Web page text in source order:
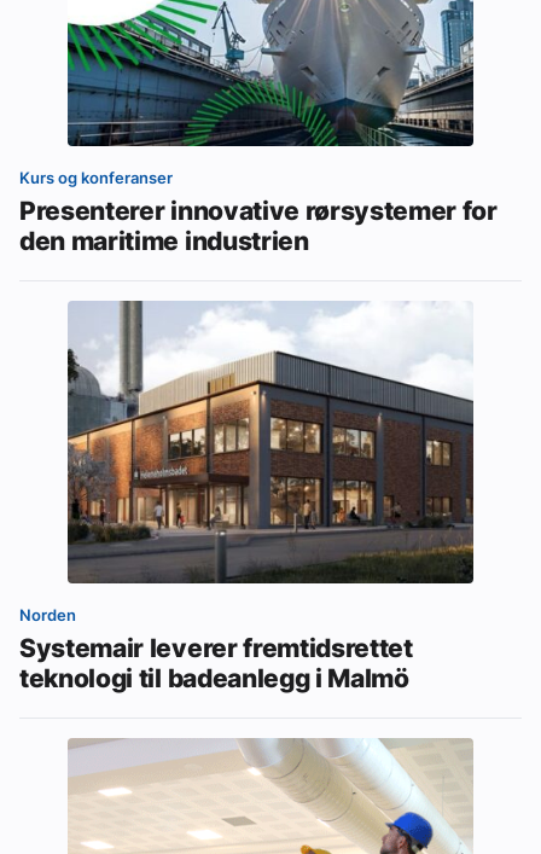
Kurs og konferanser
Presenterer innovative rørsystemer for
den maritime industrien
Norden
Systemair leverer fremtidsrettet
teknologi til badeanlegg i Malmö